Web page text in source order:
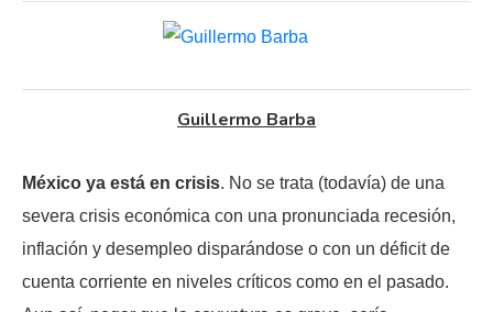
Guillermo Barba
México ya está en crisis. No se trata (todavía) de una
severa crisis económica con una pronunciada recesión,
inflación y desempleo disparándose o con un déficit de
cuenta corriente en niveles críticos como en el pasado.